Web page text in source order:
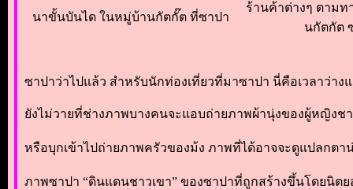
นาขั้นบันได ในหมู่บ้านกัตกั๊ต ที่ซาปา
ร้านค้าต่างๆ ตามท
นกัตกัต
ซาปาว่าไปแล้ว สำหรับนักท่องเที่ยวที่มาซาปา นี่คือเวลาว่า
ยังไม่วายที่ช่างภาพบางคนจะแอบถ่ายภาพผ้านุ่งของผู้หญิงช
หรือบุกเข้าไปถ่ายภาพครัวของม้ง ภาพที่ได้อาจจะดูแปลกตา
ภาพซาปา “ดินแดนชาวเขา” ของซาปาที่ถูกสร้างขึ้นโดยนิต